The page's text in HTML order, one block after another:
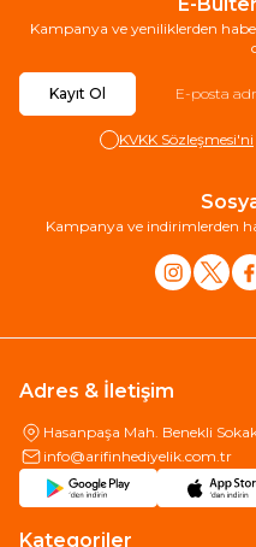
Kampanya ve yeniliklerden
Kayıt Ol
KVKK Sözleşmesi'ni
Kampanya ve indirimlerden
Adres & İletişim
Hasanpaşa Mah. Benekli
info@arifinhediyelik.com.tr
Kategoriler